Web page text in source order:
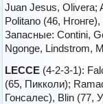
Juan Jesus, Olivera;
Politano (46,
Запасные: Contini,
Ngonge, Lindstrom,
LECCE (4-2-3-1):
(65, Пикколи);
Гонсалес), Blin (77,